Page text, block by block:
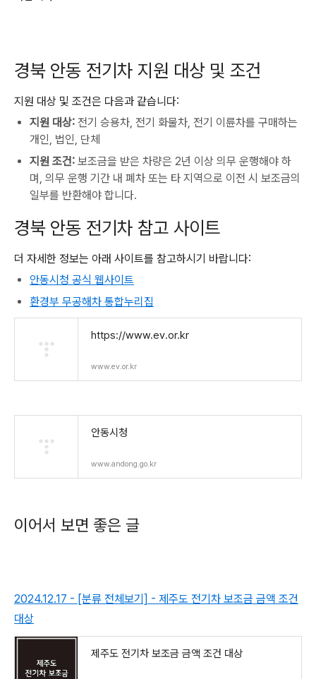
경북 안동 전기차 지원 대상 및 조건
지원 대상 및 조건은 다음과 같습니다:
지원 대상: 전기 승용차, 전기 화물차, 전기 이륜차를 구매하는
개인, 법인, 단체
지원 조건: 보조금을 받은 차량은 2년 이상 의무 운행해야 하
며, 의무 운행 기간 내 폐차 또는 타 지역으로 이전 시 보조금의
일부를 반환해야 합니다.
경북 안동 전기차 참고 사이트
더 자세한 정보는 아래 사이트를 참고하시기 바랍니다:
안동시청 공식 웹사이트
환경부 무공해차 통합누리집
https://www.ev.or.kr
www.ev.or.kr
안동시청
www.andong.go.kr
이어서 보면 좋은 글
2024.12.17 - [분류 전체보기] - 제주도 전기차 보조금 금액 조건
대상
제주도 전기차 보조금 금액 조건 대상